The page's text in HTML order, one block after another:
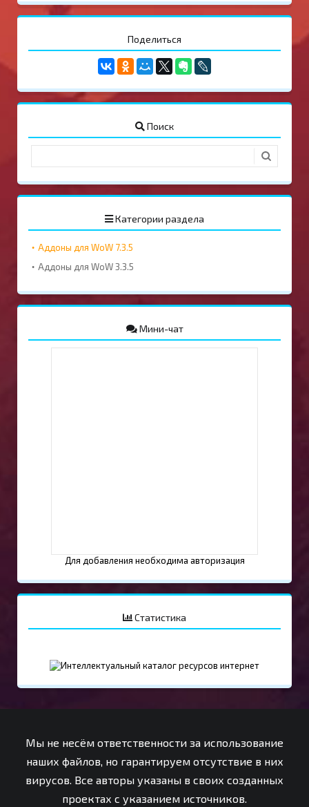
Поделиться
Поиск
Категории раздела
Аддоны для WoW 7.3.5
Аддоны для WoW 3.3.5
Мини-чат
Для добавления необходима авторизация
Статистика
Мы не несём ответственности за использование
наших файлов, но гарантируем отсутствие в них
вирусов. Все авторы указаны в своих созданных
проектах с указанием источников.